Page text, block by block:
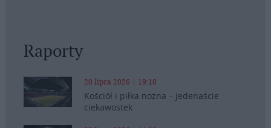
Raporty
20 lipca 2026 | 19:10
Kościół i piłka nożna – jedenaście
ciekawostek